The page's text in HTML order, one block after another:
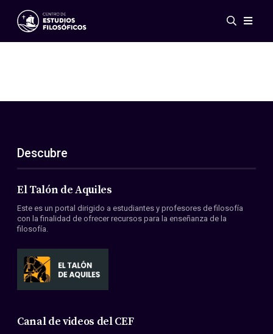
Eventos
ES
EN
Acerca de nosotros
Miembros
Convenios
Descubre
El Talón de Aquiles
Este es un portal dirigido a estudiantes y profesores de filosofía
con la finalidad de ofrecer recursos para la enseñanza de la
filosofía.
Canal de videos del CEF